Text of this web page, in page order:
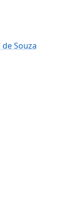
Souza